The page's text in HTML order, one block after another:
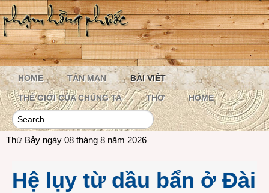
HOME TẢN MẠN BÀI VIẾT
THẾ GIỚI CỦA CHÚNG TA THƠ HOME
Thứ Bảy ngày 08 tháng 8 năm 2026
Hệ lụy từ dầu bẩn ở Đài